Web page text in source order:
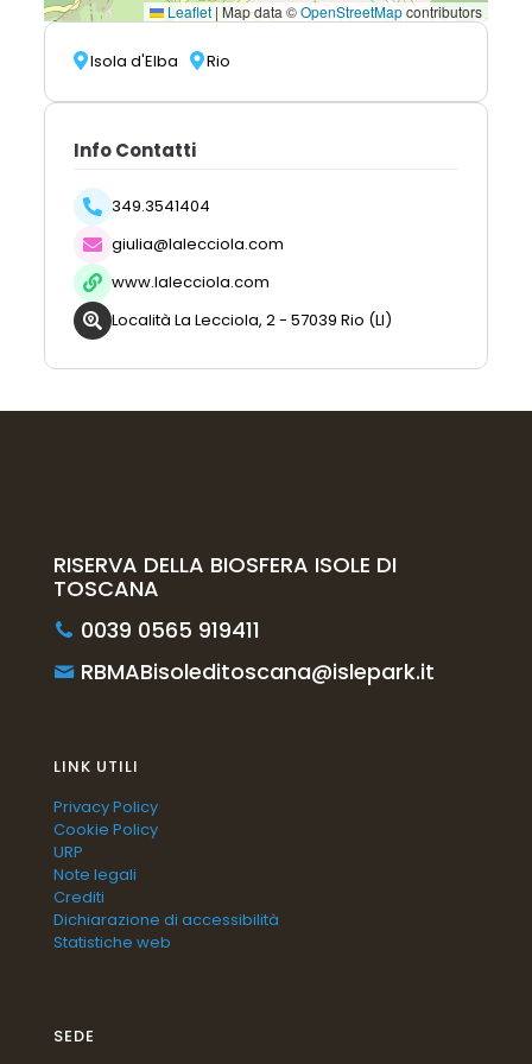
Leaflet | Map data ©OpenStreetMapcontributors
Isola d'Elba Rio
Info Contatti
349.3541404
giulia@lalecciola.com
www.lalecciola.com
Località La Lecciola, 2 - 57039 Rio (LI)
RISERVA DELLA BIOSFERA ISOLE DI
TOSCANA
0039 0565 919411
RBMABisoleditoscana@islepark.it
LINK UTILI
Privacy Policy
Cookie Policy
URP
Note legali
Crediti
Dichiarazione di accessibilità
Statistiche web
SEDE